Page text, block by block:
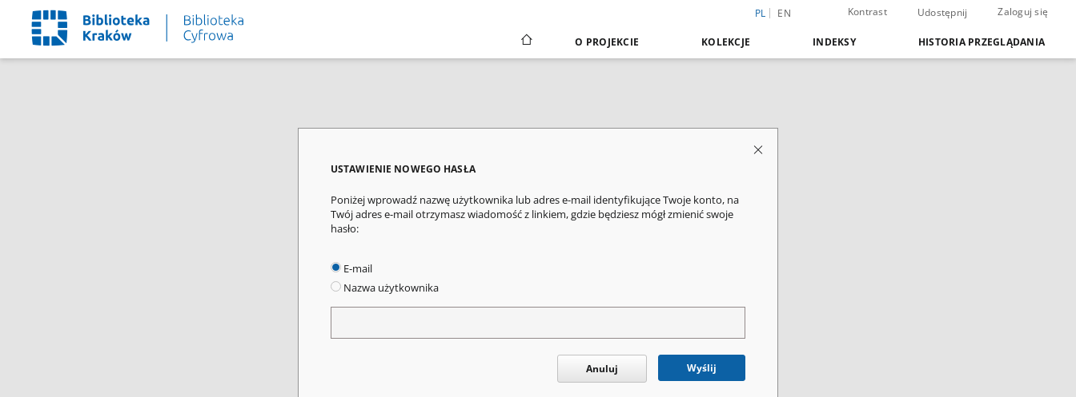
PL EN Kontrast Udostępnij Zaloguj się
O PROJEKCIE KOLEKCJE INDEKSY HISTORIA PRZEGLĄDANIA
USTAWIENIE NOWEGO HASŁA
Poniżej wprowadź nazwę użytkownika lub adres e-mail identyfikujące Twoje konto, na
Twój adres e-mail otrzymasz wiadomość z linkiem, gdzie będziesz mógł zmienić swoje
hasło:
E-mail
Nazwa użytkownika
Anuluj Wyślij